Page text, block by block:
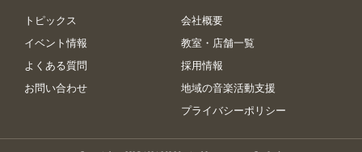
トピックス
イベント情報
よくある質問
お問い合わせ
会社概要
教室・店舗一覧
採用情報
地域の音楽活動支援
プライバシーポリシー